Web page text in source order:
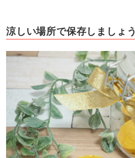
涼しい場所で保存しましょう